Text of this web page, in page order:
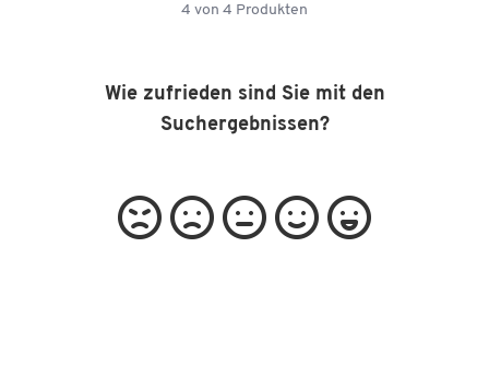
4 von 4 Produkten
Wie zufrieden sind Sie mit den
Suchergebnissen?